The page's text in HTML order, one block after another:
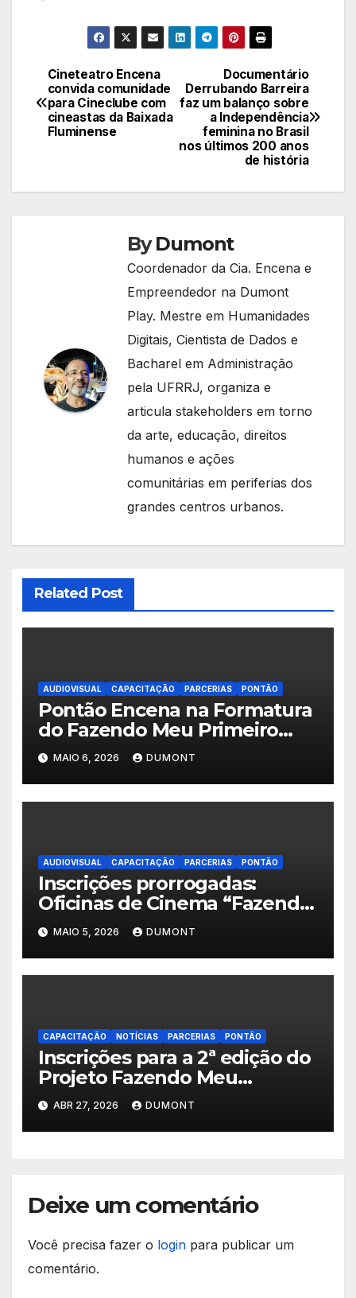
Navegação
de
Documentário
Derrubando Barreira
faz um balanço sobre
a Independência
feminina no Brasil
nos últimos 200 anos
de história
Cineteatro Encena
convida comunidade
para Cineclube com
cineastas da Baixada
Fluminense
ByDumont
Coordenador da Cia. Encena e
Empreendedor na Dumont
Play. Mestre em Humanidades
Digitais, Cientista de Dados e
Bacharel em Administração
pela UFRRJ, organiza e
articula stakeholders em torno
da arte, educação, direitos
humanos e ações
comunitárias em periferias dos
grandes centros urbanos.
Related Post
AUDIOVISUAL CAPACITAÇÃO PARCERIAS PONTÃO
Pontão Encena na Formatura
do Fazendo Meu Primeiro
Filme no Degase Belford
Roxo e reforça as inscrições
abertas em Nova Iguaçu
MAIO 6, 2026 DUMONT
AUDIOVISUAL CAPACITAÇÃO PARCERIAS PONTÃO
Inscrições prorrogadas:
Oficinas de Cinema “Fazendo
Meu Primeiro Filme” em Nova
Iguaçu seguem abertas até 11
de maio
MAIO 5, 2026 DUMONT
CAPACITAÇÃO NOTÍCIAS PARCERIAS PONTÃO
Inscrições para a 2ª edição do
Projeto Fazendo Meu
Primeiro Filme em Nova
Iguaçu
ABR 27, 2026 DUMONT
Deixe um comentário
Você precisa fazer o login para publicar um
comentário.